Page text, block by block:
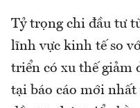
Tỷ trọng chi đầu tư
lĩnh vực kinh tế so
triển có xu thế giảm
tại báo cáo mới